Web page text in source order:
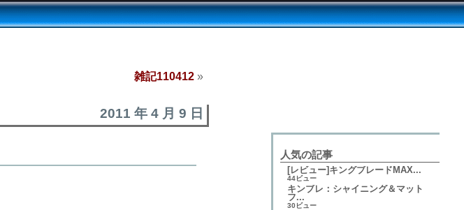
雑記110412»
2011 年 4 月 9 日
人気の記事
[レビュー]キングブレードMAX...
44ビュー
キンブレ：シャイニング＆マット
フ...
30ビュー